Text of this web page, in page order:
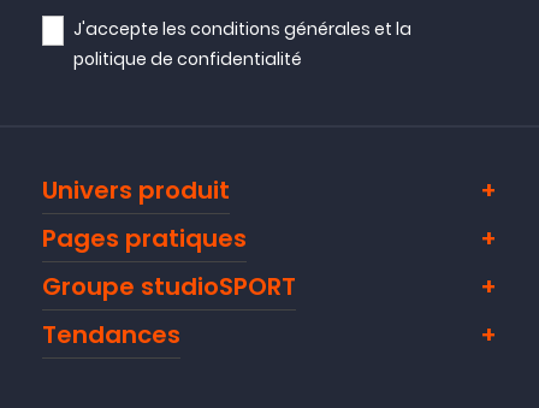
J'accepte lesconditions générales et la
politique de confidentialité
Univers produit
Pages pratiques
Groupe studioSPORT
Tendances